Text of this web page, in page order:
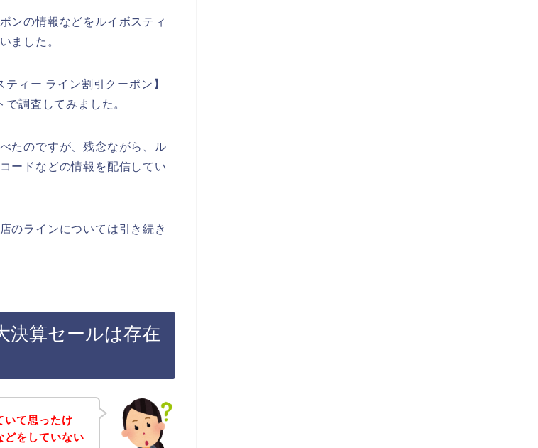
ンの情報などをルイボスティ
ました。
ィー ライン割引クーポン】
調査してみました。
たのですが、残念ながら、ル
ードなどの情報を配信してい
のラインについては引き続き
決算セールは存在
いて思ったけ
どをしていない